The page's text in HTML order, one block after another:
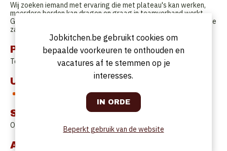
Wij zoeken iemand met ervaring die met plateau's kan werken,
meerdere borden kan dragen en graag in teamverband werkt.
Graag een positief iemand die een meerwaarde kan zijn binnen de
zaak.
Profiel
Teamplayer / Positief / Betrouwbaar / Verantwoordelijkheid
Uurrooster
Full time / vrije dagen in samenspraak
Startdatum
Onmiddellijk.
Aanbod
Jobkitchen.be gebruikt cookies om
bepaalde voorkeuren te onthouden en
vacatures af te stemmen op je
interesses.
Beperkt gebruik van de website